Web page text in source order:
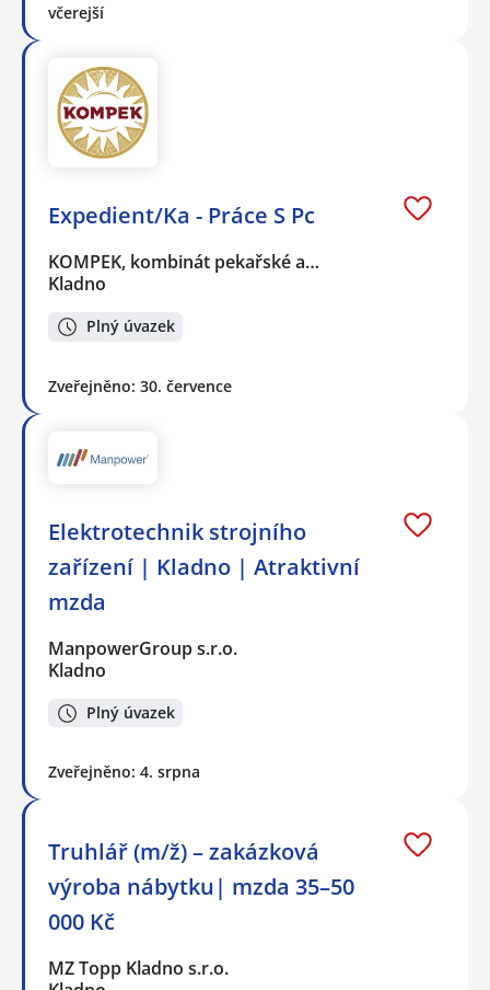
včerejší
Expedient/Ka - Práce S Pc
KOMPEK, kombinát pekařské a…
Kladno
Plný úvazek
Zveřejněno: 30. července
Elektrotechnik strojního
zařízení | Kladno | Atraktivní
mzda
ManpowerGroup s.r.o.
Kladno
Plný úvazek
Zveřejněno: 4. srpna
Truhlář (m/ž) – zakázková
výroba nábytku| mzda 35–50
000 Kč
MZ Topp Kladno s.r.o.